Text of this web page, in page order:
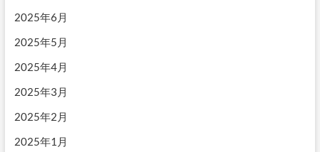
2025年6月
2025年5月
2025年4月
2025年3月
2025年2月
2025年1月